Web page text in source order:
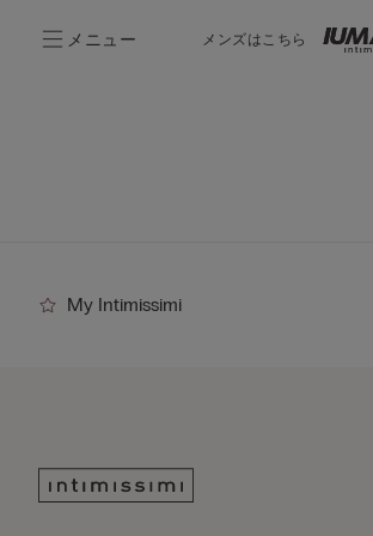
メニュー メンズはこちら
My Intimissimi